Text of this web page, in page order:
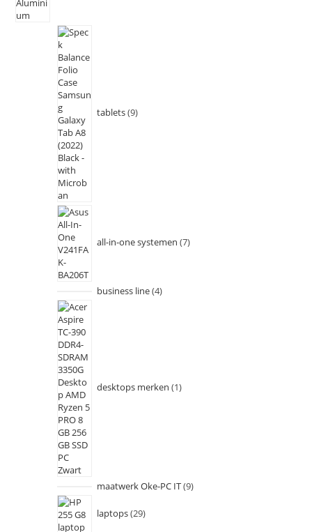
tablets 9
all-in-one systemen 7
business line 4
desktops merken 1
maatwerk Oke-PC IT 9
laptops 29